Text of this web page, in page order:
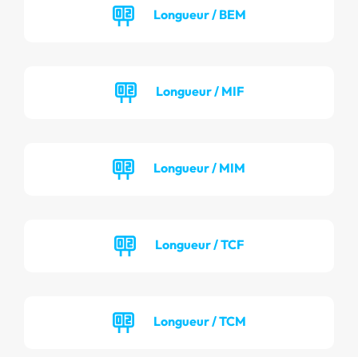
Longueur / BEM
Longueur / MIF
Longueur / MIM
Longueur / TCF
Longueur / TCM